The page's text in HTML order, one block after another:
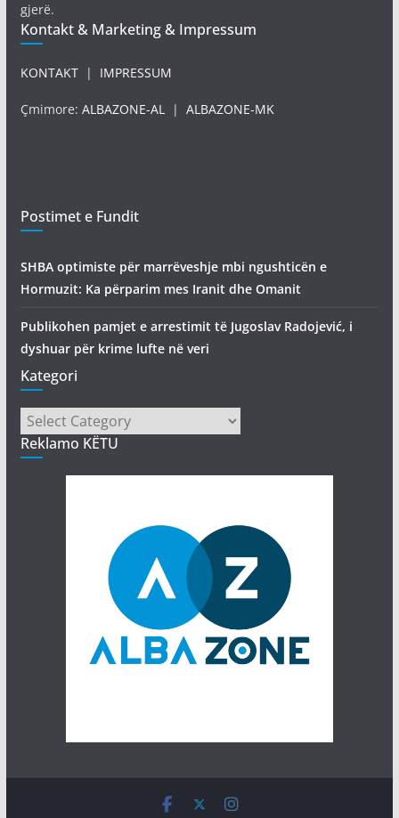
gjerë.
Kontakt & Marketing & Impressum
KONTAKT| IMPRESSUM
Çmimore: ALBAZONE-AL| ALBAZONE-MK
Postimet e Fundit
SHBA optimiste për marrëveshje mbi ngushticën e
Hormuzit: Ka përparim mes Iranit dhe Omanit
Publikohen pamjet e arrestimit të Jugoslav Radojević, i
dyshuar për krime lufte në veri
Kategori
Kategori
Reklamo KËTU